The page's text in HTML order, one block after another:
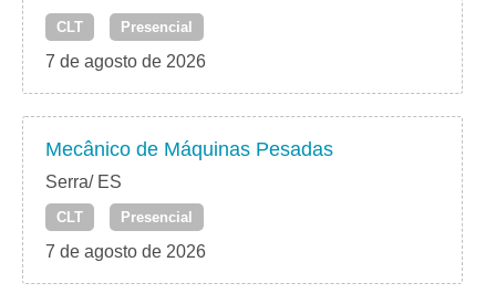
CLT Presencial
7 de agosto de 2026
Mecânico de Máquinas Pesadas
Serra/ ES
CLT Presencial
7 de agosto de 2026